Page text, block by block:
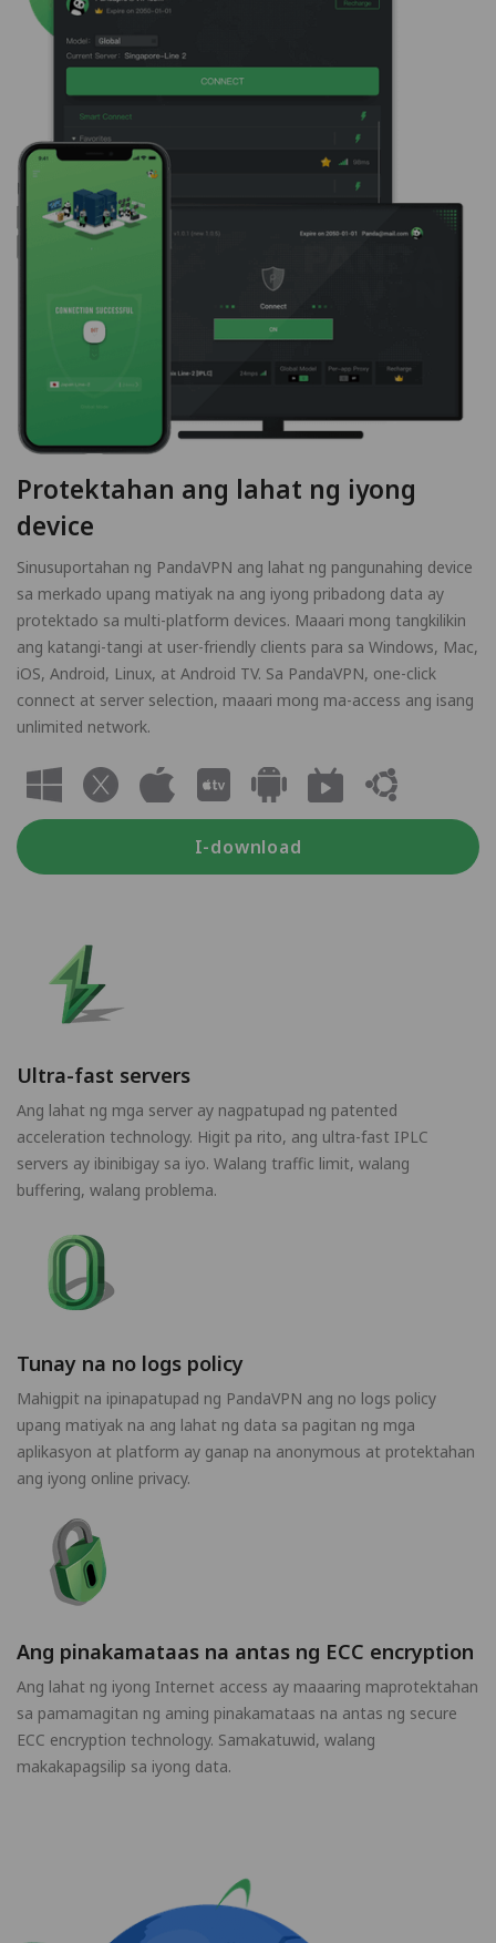
Protektahan ang lahat ng iyong
device
Sinusuportahan ng PandaVPN ang lahat ng pangunahing device
sa merkado upang matiyak na ang iyong pribadong data ay
protektado sa multi-platform devices. Maaari mong tangkilikin
ang katangi-tangi at user-friendly clients para sa Windows, Mac,
iOS, Android, Linux, at Android TV. Sa PandaVPN, one-click
connect at server selection, maaari mong ma-access ang isang
unlimited network.
I-download
Ultra-fast servers
Ang lahat ng mga server ay nagpatupad ng patented
acceleration technology. Higit pa rito, ang ultra-fast IPLC
servers ay ibinibigay sa iyo. Walang traffic limit, walang
buffering, walang problema.
Tunay na no logs policy
Mahigpit na ipinapatupad ng PandaVPN ang no logs policy
upang matiyak na ang lahat ng data sa pagitan ng mga
aplikasyon at platform ay ganap na anonymous at protektahan
ang iyong online privacy.
Ang pinakamataas na antas ng ECC encryption
Ang lahat ng iyong Internet access ay maaaring maprotektahan
sa pamamagitan ng aming pinakamataas na antas ng secure
ECC encryption technology. Samakatuwid, walang
makakapagsilip sa iyong data.